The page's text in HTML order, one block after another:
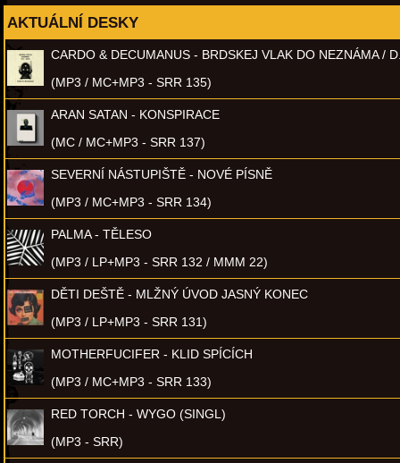
AKTUÁLNÍ DESKY
CARDO & DECUMANUS - BRDSKEJ VLAK DO NEZNÁMA /
(MP3 / MC+MP3 - SRR 135)
ARAN SATAN - KONSPIRACE
(MC / MC+MP3 - SRR 137)
SEVERNÍ NÁSTUPIŠTĚ - NOVÉ PÍSNĚ
(MP3 / MC+MP3 - SRR 134)
PALMA - TĚLESO
(MP3 / LP+MP3 - SRR 132 / MMM 22)
DĚTI DEŠTĚ - MLŽNÝ ÚVOD JASNÝ KONEC
(MP3 / LP+MP3 - SRR 131)
MOTHERFUCIFER - KLID SPÍCÍCH
(MP3 / MC+MP3 - SRR 133)
RED TORCH - WYGO (SINGL)
(MP3 - SRR)